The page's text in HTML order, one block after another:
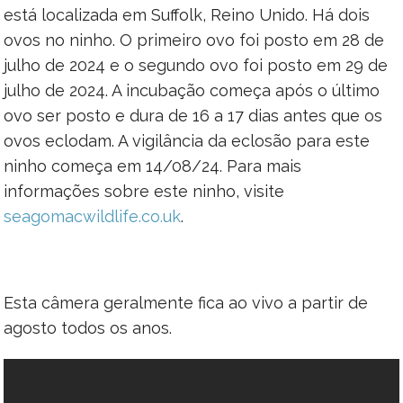
está localizada em Suffolk, Reino Unido. Há dois
ovos no ninho. O primeiro ovo foi posto em 28 de
julho de 2024 e o segundo ovo foi posto em 29 de
julho de 2024. A incubação começa após o último
ovo ser posto e dura de 16 a 17 dias antes que os
ovos eclodam. A vigilância da eclosão para este
ninho começa em 14/08/24. Para mais
informações sobre este ninho, visite
seagomacwildlife.co.uk.
Esta câmera geralmente fica ao vivo a partir de
agosto todos os anos.